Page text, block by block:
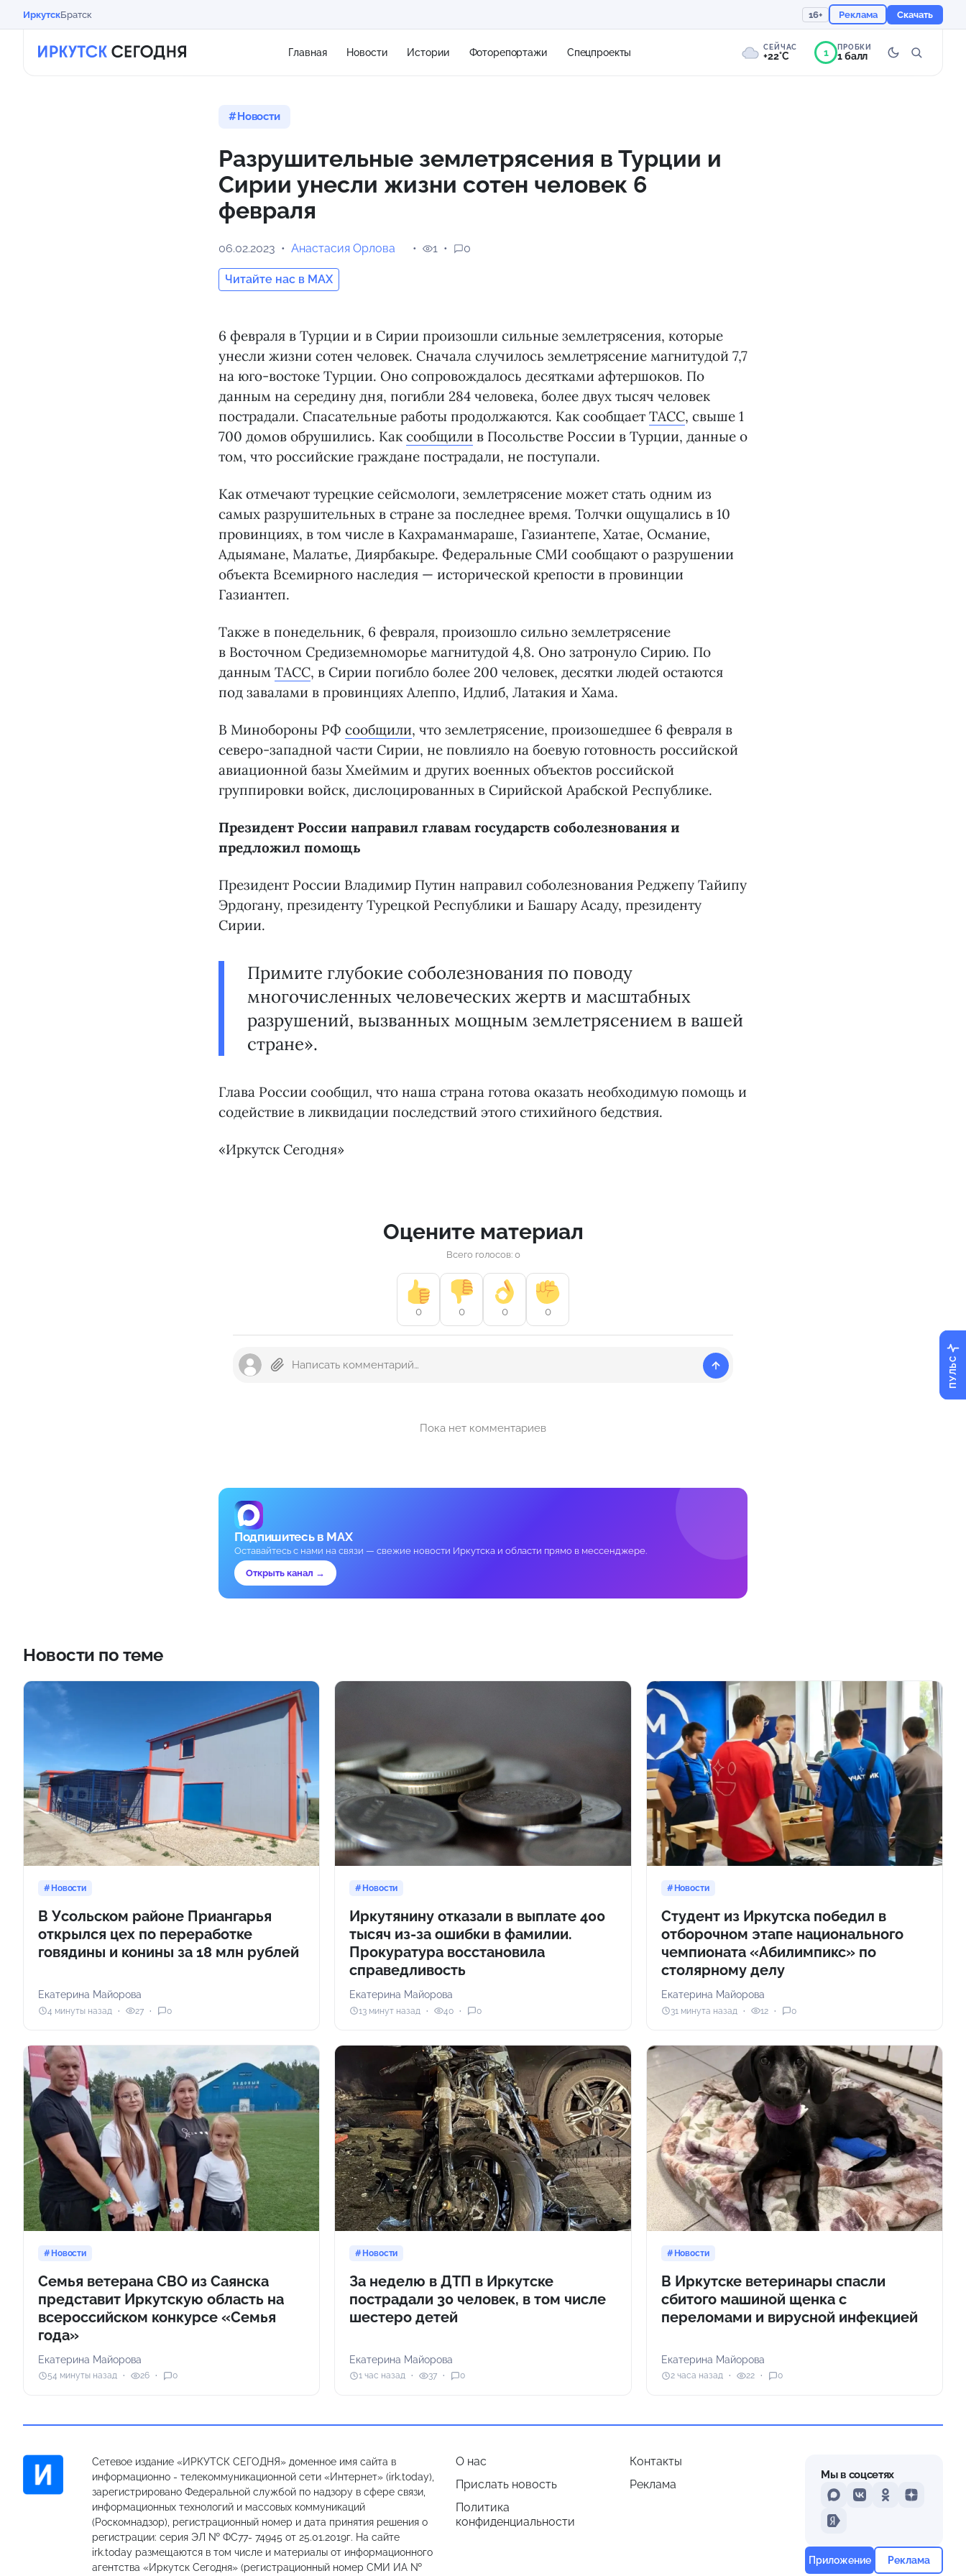
ИркутскБратск 16+ Реклама Скачать
Главная Новости Истории Фоторепортажи Спецпроекты СЕЙЧАС
+22°C
+22°
8 м/с
1 ПРОБКИ
1 балл
Новости
Разрушительные землетрясения в Турции и
Сирии унесли жизни сотен человек 6
февраля
06.02.2023 Анастасия Орлова
Читайте нас в MAX
1 0
6 февраля в Турции и в Сирии произошли сильные землетрясения, которые
унесли жизни сотен человек. Сначала случилось землетрясение магнитудой 7,7
на юго-востоке Турции. Оно сопровождалось десятками афтершоков. По
данным на середину дня, погибли 284 человека, более двух тысяч человек
пострадали. Спасательные работы продолжаются. Как сообщает ТАСС, свыше 1
700 домов обрушились. Как сообщили в Посольстве России в Турции, данные о
том, что российские граждане пострадали, не поступали.
Как отмечают турецкие сейсмологи, землетрясение может стать одним из
самых разрушительных в стране за последнее время. Толчки ощущались в 10
провинциях, в том числе в Кахраманмараше, Газиантепе, Хатае, Османие,
Адыямане, Малатье, Диярбакыре. Федеральные СМИ сообщают о разрушении
объекта Всемирного наследия — исторической крепости в провинции
Газиантеп.
Также в понедельник, 6 февраля, произошло сильно землетрясение
в Восточном Средиземноморье магнитудой 4,8. Оно затронуло Сирию. По
данным ТАСС, в Сирии погибло более 200 человек, десятки людей остаются
под завалами в провинциях Алеппо, Идлиб, Латакия и Хама.
В Минобороны РФ сообщили, что землетрясение, произошедшее 6 февраля в
северо-западной части Сирии, не повлияло на боевую готовность российской
авиационной базы Хмеймим и других военных объектов российской
группировки войск, дислоцированных в Сирийской Арабской Республике.
Президент России направил главам государств соболезнования и
предложил помощь
Президент России Владимир Путин направил соболезнования Реджепу Тайипу
Эрдогану, президенту Турецкой Республики и Башару Асаду, президенту
Сирии.
Примите глубокие соболезнования по поводу
многочисленных человеческих жертв и масштабных
разрушений, вызванных мощным землетрясением в вашей
стране».
Глава России сообщил, что наша страна готова оказать необходимую помощь и
содействие в ликвидации последствий этого стихийного бедствия.
«Иркутск Сегодня»
Оцените материал
Всего голосов: 0
0 0 0 0
Пока нет комментариев
Подпишитесь в MAX
Оставайтесь с нами на связи — свежие новости Иркутска и области прямо в мессенджере.
Открыть канал →
Новости по теме
Новости
В Усольском районе Приангарья
открылся цех по переработке
говядины и конины за 18 млн рублей
Екатерина Майорова
4 минуты назад 27 0
Новости
Иркутянину отказали в выплате 400
тысяч из-за ошибки в фамилии.
Прокуратура восстановила
справедливость
Екатерина Майорова
13 минут назад 40 0
Новости
Студент из Иркутска победил в
отборочном этапе национального
чемпионата «Абилимпикс» по
столярному делу
Екатерина Майорова
31 минута назад 12 0
Новости
Семья ветерана СВО из Саянска
представит Иркутскую область на
всероссийском конкурсе «Семья
года»
Екатерина Майорова
54 минуты назад 26 0
Новости
За неделю в ДТП в Иркутске
пострадали 30 человек, в том числе
шестеро детей
Екатерина Майорова
1 час назад 37 0
Новости
В Иркутске ветеринары спасли
сбитого машиной щенка с
переломами и вирусной инфекцией
Екатерина Майорова
2 часа назад 22 0
Сетевое издание «ИРКУТСК СЕГОДНЯ» доменное имя сайта в
информационно - телекоммуникационной сети «Интернет» (irk.today),
зарегистрировано Федеральной службой по надзору в сфере связи,
информационных технологий и массовых коммуникаций
(Роскомнадзор), регистрационный номер и дата принятия решения о
регистрации: серия ЭЛ № ФС77- 74945 от 25.01.2019г. На сайте
irk.today размещаются в том числе и материалы от информационного
агентства «Иркутск Сегодня» (регистрационный номер СМИ ИА №
О нас
Контакты
Прислать новость
Реклама
Политика
конфиденциальности
Мы в соцсетях
MAXVKontakteOdnoklassniki
Dzen
Yandex
Приложение Реклама
ПУЛЬС